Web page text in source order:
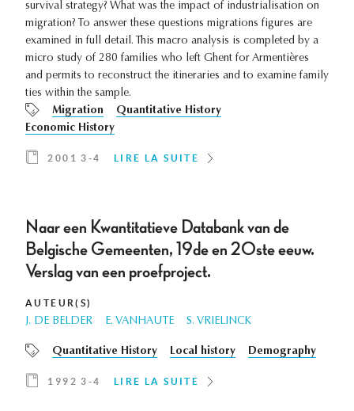
survival strategy? What was the impact of industrialisation on
migration? To answer these questions migrations figures are
examined in full detail. This macro analysis is completed by a
micro study of 280 families who left Ghent for Armentières
and permits to reconstruct the itineraries and to examine family
ties within the sample.
Migration
Quantitative History
Economic History
2001 3-4 LIRE LA SUITE
Naar een Kwantitatieve Databank van de
Belgische Gemeenten, 19de en 20ste eeuw.
Verslag van een proefproject.
AUTEUR(S)
J. DE BELDER E. VANHAUTE S. VRIELINCK
Quantitative History Local history Demography
1992 3-4 LIRE LA SUITE